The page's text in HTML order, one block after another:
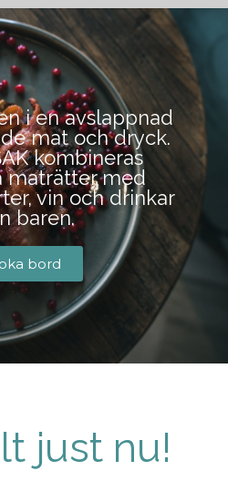
i en avslappnad
mat och dryck.
kombineras
maträtter med
vin och drinkar
baren.
bord
just nu!